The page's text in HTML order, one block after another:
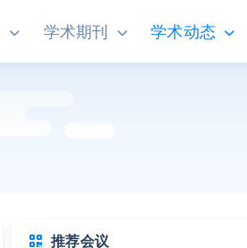
学术期刊 学术动态
推荐会议